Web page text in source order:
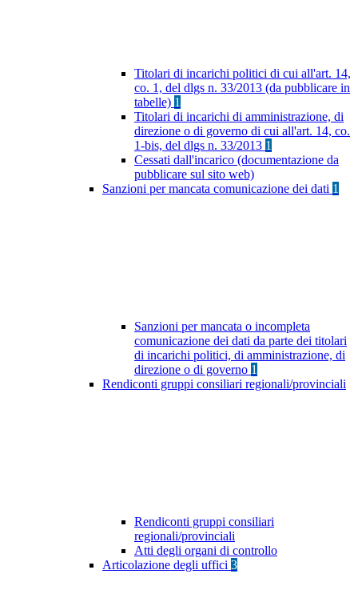
Titolari di incarichi politici di cui all'art. 14,
co. 1, del dlgs n. 33/2013 (da pubblicare in
tabelle) 1
Titolari di incarichi di amministrazione, di
direzione o di governo di cui all'art. 14, co.
1-bis, del dlgs n. 33/2013 1
Cessati dall'incarico (documentazione da
pubblicare sul sito web)
Sanzioni per mancata comunicazione dei dati 1
Sanzioni per mancata o incompleta
comunicazione dei dati da parte dei titolari
di incarichi politici, di amministrazione, di
direzione o di governo 1
Rendiconti gruppi consiliari regionali/provinciali
Rendiconti gruppi consiliari
regionali/provinciali
Atti degli organi di controllo
Articolazione degli uffici 3